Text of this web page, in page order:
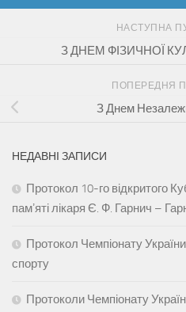
НАСТУПНА
З ДНЕМ ФІЗИЧНОЇ
ПОПЕРЕДНЯ
З Днем
НЕДАВНІ ЗАПИСИ
Протокол 10-го відкритого
памʼяті лікаря Є. Ф. Гарнич –
Протокол Чемпіонату
спорту
Протоколи Чемпіонату